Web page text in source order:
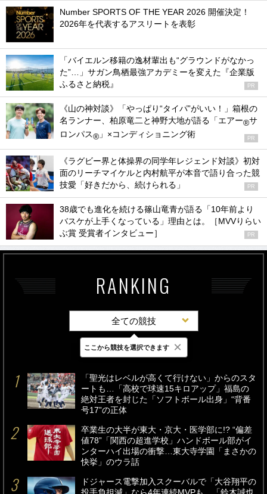
Number SPORTS OF THE YEAR 2026 開催決定！
2026年を代表するアスリートを表彰
「バイエルン移籍の逸材輩出も“グラウンドがなかっ
た”…」サガン鳥栖最強アカデミーを変えた『企業版
ふるさと納税』
PR
《山の神対談》「やっぱり“タイパ”がいい！」箱根の
名ランナー、柏原竜二と神野大地が語る「エアー®サ
ロンパス® 」×コンディショニング術 PR
《ラグビー界と体操界の同学年レジェンド対談》初対
面のリーチマイケルと内村航平が本音で語り合った競
技愛「好きだから、続けられる」
PR
38歳でも進化を続ける篠山竜青が語る「10年前より
バスケが上手くなっている」理由とは。［MVVりらい
ぶ賞 受賞者インタビュー］
PR
RANKING
全ての競技
最新 24時間 週間
「聖光はレベルが高くて行けない」からのスタ
ートも…「高校で球速15キロアップ」福島の
絶対王者を封じた「ソフトボール出身」“背番
号17”の正体
卒業生の大半が東大・京大・医学部に!? “偏差
値78”「関西の超進学校」ハンドボール部がイ
ンターハイ出場の衝撃…東大寺学園「まさかの
快挙」のウラ話
ドジャース電撃加入スクーバルで「大谷翔平の
ここから競技を選択できます ×